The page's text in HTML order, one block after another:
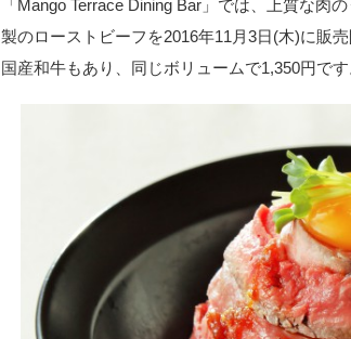
「Mango Terrace Dining Bar」では、上質な肉
製のローストビーフを2016年11月3日(木)に販売
国産和牛もあり、同じボリュームで1,350円です